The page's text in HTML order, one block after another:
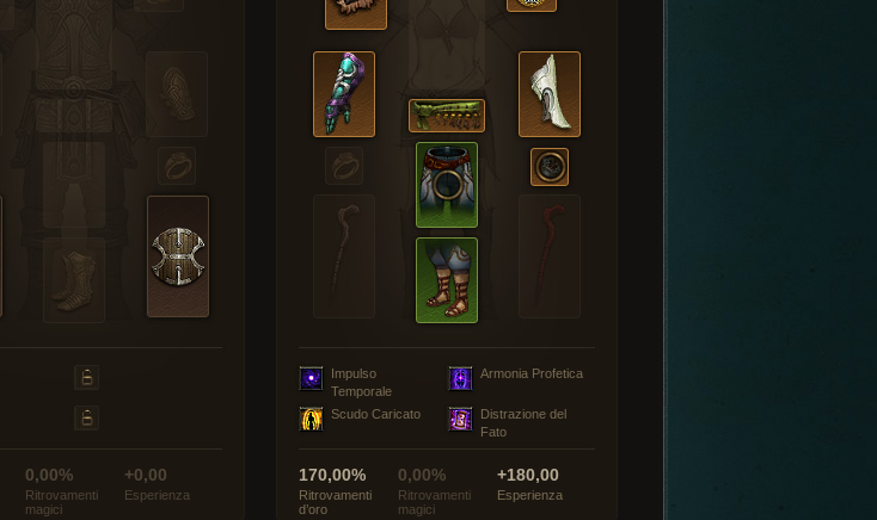
0,00%
Ritrovamenti
magici
+0,00
Esperienza
Impulso
Temporale
Armonia Profetica
Scudo Caricato
Distrazione del
Fato
170,00%
Ritrovamenti
d’oro
0,00%
Ritrovamenti
magici
+180,00
Esperienza